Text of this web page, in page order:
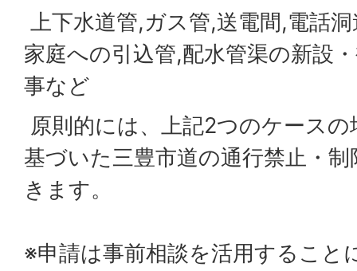
上下水道管,ガス管,送電間,電話
家庭への引込管,配水管渠の新設
事など
原則的には、上記2つのケース
基づいた三豊市道の通行禁止・
きます。
※申請は事前相談を活用すること